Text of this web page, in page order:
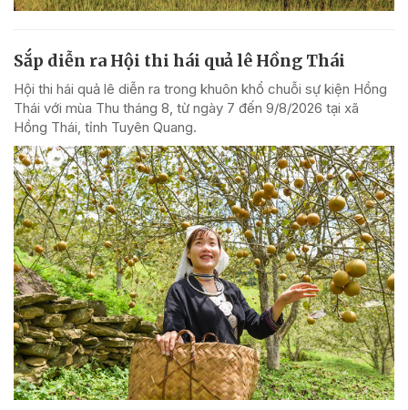
Sắp diễn ra Hội thi hái quả lê Hồng Thái
Hội thi hái quả lê diễn ra trong khuôn khổ chuỗi sự kiện Hồng
Thái với mùa Thu tháng 8, từ ngày 7 đến 9/8/2026 tại xã
Hồng Thái, tỉnh Tuyên Quang.